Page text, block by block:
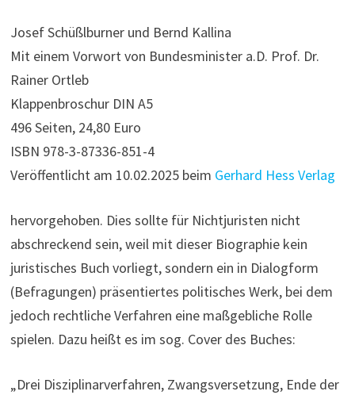
Josef Schüßlburner und Bernd Kallina
Mit einem Vorwort von Bundesminister a.D. Prof. Dr.
Rainer Ortleb
Klappenbroschur DIN A5
496 Seiten, 24,80 Euro
ISBN 978-3-87336-851-4
Veröffentlicht am 10.02.2025 beim Gerhard Hess Verlag
hervorgehoben. Dies sollte für Nichtjuristen nicht
abschreckend sein, weil mit dieser Biographie kein
juristisches Buch vorliegt, sondern ein in Dialogform
(Befragungen) präsentiertes politisches Werk, bei dem
jedoch rechtliche Verfahren eine maßgebliche Rolle
spielen. Dazu heißt es im sog. Cover des Buches:
„Drei Disziplinarverfahren, Zwangsversetzung, Ende der